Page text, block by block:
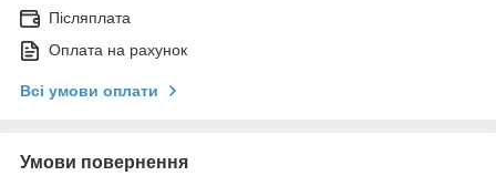
Післяплата
Оплата на рахунок
Всі умови оплати
Умови повернення